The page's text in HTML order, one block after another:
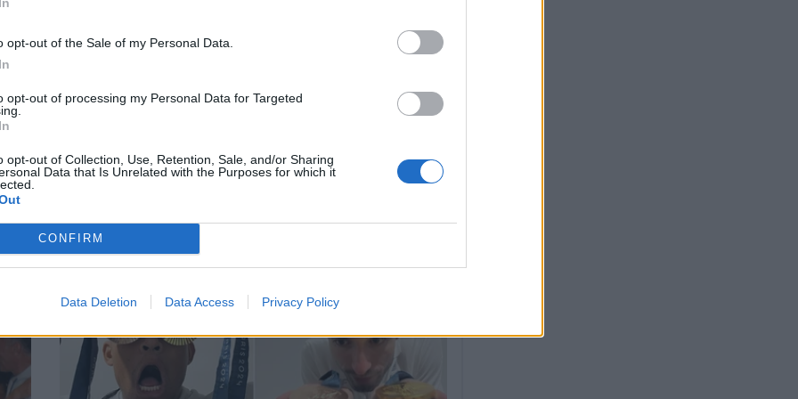
opt-out of the Sale of my Personal Data.
opt-out of processing my Personal Data for Targeted
opt-out of Collection, Use, Retention, Sale, and/or Sharing
Data that Is Unrelated with the Purposes for which it
CONFIRM
Data Deletion Data Access Privacy Policy
Ολυμπιακοί Αγώνες στο TikTok: Ποια είναι η
ΝΕΑ